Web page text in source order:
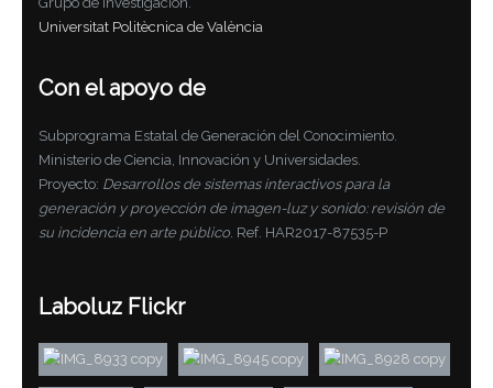
Universitat Politècnica de València
Con el apoyo de
Subprograma Estatal de Generación del Conocimiento.
Ministerio de Ciencia, Innovación y Universidades.
Proyecto: Desarrollos de sistemas interactivos para la
generación y proyección de imagen-luz y sonido: revisión de
su incidencia en arte público . Ref. HAR2017-87535-P
Laboluz Flickr